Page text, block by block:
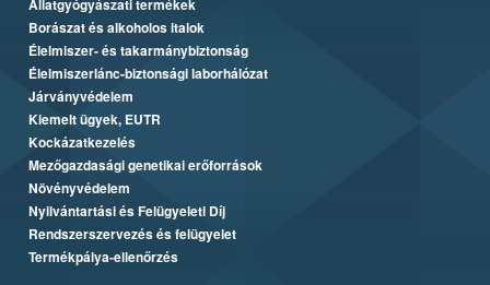
Állatgyógyászati termékek
Borászat és alkoholos italok
Élelmiszer- és takarmánybiztonság
Élelmiszerlánc-biztonsági laborhálózat
Járványvédelem
Kiemelt ügyek, EUTR
Kockázatkezelés
Mezőgazdasági genetikai erőforrások
Növényvédelem
Nyilvántartási és Felügyeleti Díj
Rendszerszervezés és felügyelet
Termékpálya-ellenőrzés